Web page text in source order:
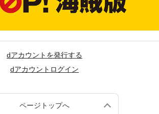
dアカウントを発行する
dアカウントログイン
ページトップへ